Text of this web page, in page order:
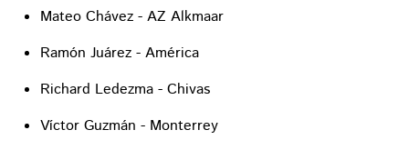
Mateo Chávez - AZ Alkmaar
Ramón Juárez - América
Richard Ledezma - Chivas
Víctor Guzmán - Monterrey